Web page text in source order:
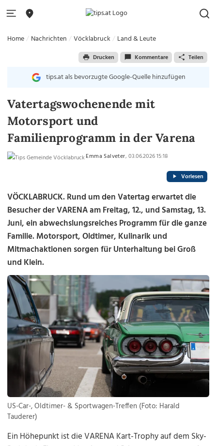
Home Nachrichten Vöcklabruck Land & Leute
Drucken Kommentare Teilen
tips.at als bevorzugte Google-Quelle hinzufügen
Vatertagswochenende mit
Motorsport und
Familienprogramm in der Varena
Emma Salveter, 03.06.2026 15:18
Vorlesen
VÖCKLABRUCK.Rund um den Vatertag erwartet die
Besucher der VARENA am Freitag, 12., und Samstag, 13.
Juni, ein abwechslungsreiches Programm für die ganze
Familie. Motorsport, Oldtimer, Kulinarik und
Mitmachaktionen sorgen für Unterhaltung bei Groß
und Klein.
US-Car-, Oldtimer- & Sportwagen-Treffen (Foto: Harald
Tauderer)
Ein Höhepunkt ist die VARENA Kart-Trophy auf dem Sky-